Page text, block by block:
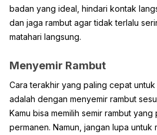
badan yang ideal, hindari kontak
dan jaga rambut agar tidak terlalu
matahari langsung.
Menyemir Rambut
Cara terakhir yang paling cepat
adalah dengan menyemir rambut
Kamu bisa memilih semir rambut
permanen. Namun, jangan lupa untuk